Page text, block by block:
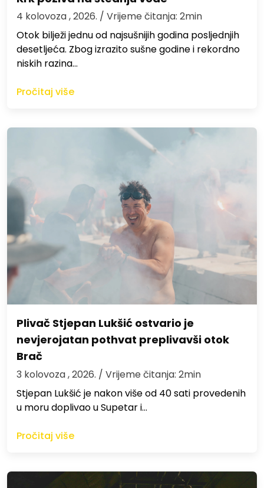
4 kolovoza , 2026. / Vrijeme čitanja: 2min
Otok bilježi jednu od najsušnijih godina posljednjih
desetljeća. Zbog izrazito sušne godine i rekordno
niskih razina…
Pročitaj više
Plivač Stjepan Lukšić ostvario je
nevjerojatan pothvat preplivavši otok
Brač
3 kolovoza , 2026. / Vrijeme čitanja: 2min
St​jepan Lukšić je nakon više od 40 sati provedenih
u moru doplivao u Supetar i…
Pročitaj više